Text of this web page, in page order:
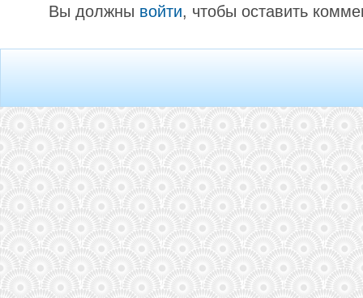
Вы должны войти, чтобы оставить